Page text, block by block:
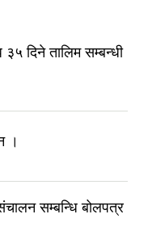
३५ दिने तालिम सम्बन्धी
।
सम्बन्धि बोलपत्र